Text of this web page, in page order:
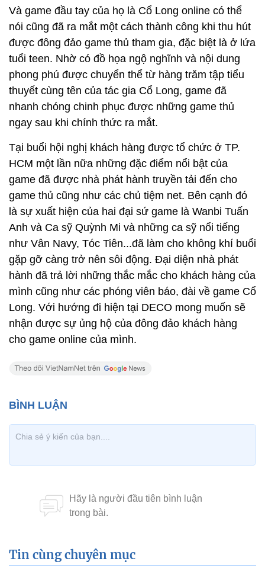
Và game đầu tay của họ là Cổ Long online có thể
nói cũng đã ra mắt một cách thành công khi thu hút
được đông đảo game thủ tham gia, đặc biệt là ở lứa
tuổi teen. Nhờ có đồ họa ngộ nghĩnh và nội dung
phong phú được chuyển thể từ hàng trăm tập tiểu
thuyết cùng tên của tác gia Cổ Long, game đã
nhanh chóng chinh phục được những game thủ
ngay sau khi chính thức ra mắt.
Tại buổi hội nghị khách hàng được tổ chức ở TP.
HCM một lần nữa những đặc điểm nổi bật của
game đã được nhà phát hành truyền tải đến cho
game thủ cũng như các chủ tiệm net. Bên cạnh đó
là sự xuất hiện của hai đại sứ game là Wanbi Tuấn
Anh và Ca sỹ Quỳnh Mi và những ca sỹ nổi tiếng
như Vân Navy, Tóc Tiên...đã làm cho không khí buổi
gặp gỡ càng trở nên sôi động. Đại diện nhà phát
hành đã trả lời những thắc mắc cho khách hàng của
mình cũng như các phóng viên báo, đài về game Cổ
Long. Với hướng đi hiện tại DECO mong muốn sẽ
nhận được sự ủng hộ của đông đảo khách hàng
cho game online của mình.
Tin cùng chuyên mục